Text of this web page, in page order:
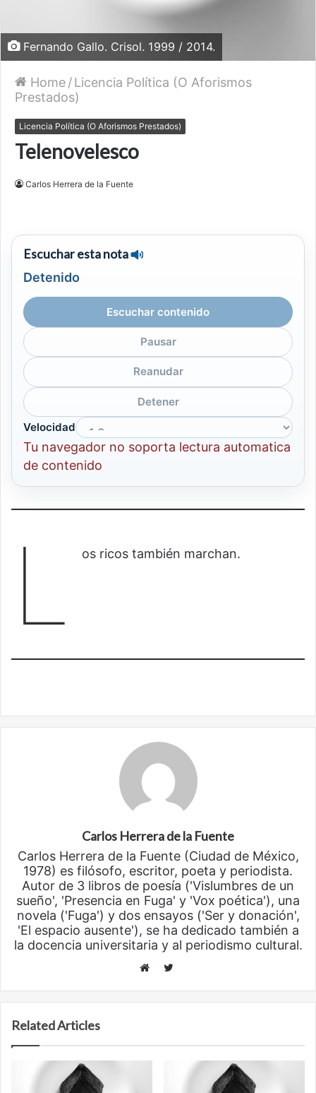
Fernando Gallo. Crisol. 1999 / 2014.
Home/Licencia Política (O Aforismos
Prestados)
Licencia Política (O Aforismos Prestados)
Telenovelesco
Carlos Herrera de la Fuente
Escuchar esta nota
Detenido
Escuchar contenido
Pausar
Reanudar
Detener
Velocidad
Tu navegador no soporta lectura automatica
de contenido
L os ricos también marchan.
Carlos Herrera de la Fuente
Carlos Herrera de la Fuente (Ciudad de México,
1978) es filósofo, escritor, poeta y periodista.
Autor de 3 libros de poesía ('Vislumbres de un
sueño', 'Presencia en Fuga' y 'Vox poética'), una
novela ('Fuga') y dos ensayos ('Ser y donación',
'El espacio ausente'), se ha dedicado también a
la docencia universitaria y al periodismo cultural.
Twitter
Related Articles